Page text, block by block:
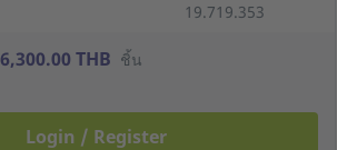
19.719.353
6,300.00 THB ชิ้น
Login / Register